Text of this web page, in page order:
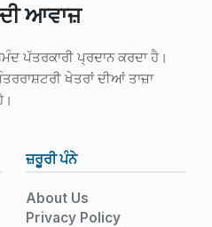
ਆਵਾਜ਼
ਪੱਤਰਕਾਰੀ ਪ੍ਰਦਾਨ ਕਰਦਾ ਹੈ।
ਖੇਤਰਾਂ ਦੀਆਂ ਤਾਜ਼ਾ
ਜ਼ਰੂਰੀ ਪੰਨੇ
About Us
Privacy Policy